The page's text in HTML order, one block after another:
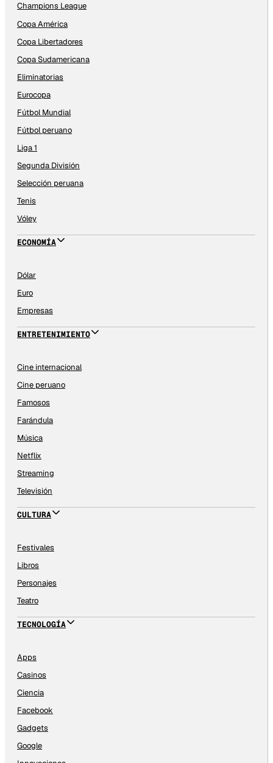
Champions League
Copa América
Copa Libertadores
Copa Sudamericana
Eliminatorias
Eurocopa
Fútbol Mundial
Fútbol peruano
Liga 1
Segunda División
Selección peruana
Tenis
Vóley
ECONOMÍA
Dólar
Euro
Empresas
ENTRETENIMIENTO
Cine internacional
Cine peruano
Famosos
Farándula
Música
Netflix
Streaming
Televisión
CULTURA
Festivales
Libros
Personajes
Teatro
TECNOLOGÍA
Apps
Casinos
Ciencia
Facebook
Gadgets
Google